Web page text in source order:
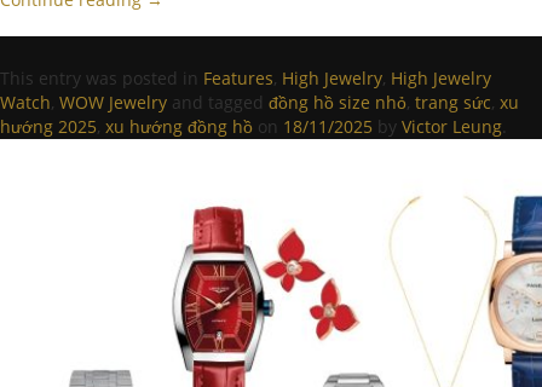
This entry was posted in Features, High Jewelry, High Jewelry
Watch, WOW Jewelry and tagged đồng hồ size nhỏ, trang sức, xu
hướng 2025, xu hướng đồng hồ on 18/11/2025 by Victor Leung.